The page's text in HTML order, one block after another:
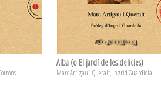
Alba (o El jardí de les delícies)
Marc Artigau i Queralt, Ingrid Guardiola